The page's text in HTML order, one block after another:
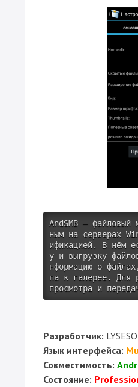
AndSMB —
ным на серверах
ификацией. В нём
у и выгрузку
нформацию о
па к галерее. Для
просмотра и
Разработчик:
Язык интерфейса:
Совместимость:
Состояние: